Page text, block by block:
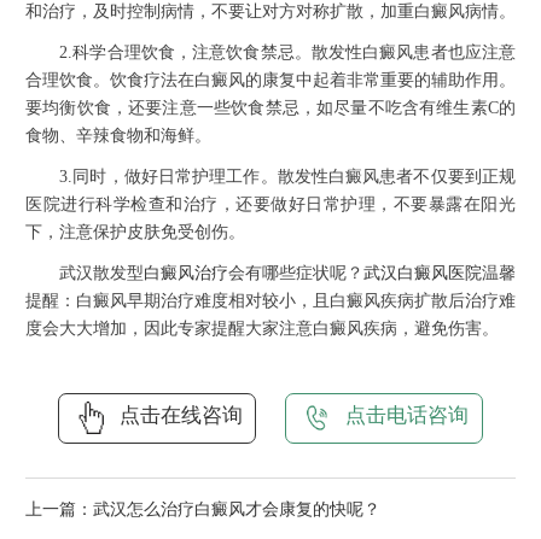
和治疗，及时控制病情，不要让对方对称扩散，加重白癜风病情。
2.科学合理饮食，注意饮食禁忌。散发性白癜风患者也应注意
合理饮食。饮食疗法在白癜风的康复中起着非常重要的辅助作用。
要均衡饮食，还要注意一些饮食禁忌，如尽量不吃含有维生素C的
食物、辛辣食物和海鲜。
3.同时，做好日常护理工作。散发性白癜风患者不仅要到正规
医院进行科学检查和治疗，还要做好日常护理，不要暴露在阳光
下，注意保护皮肤免受创伤。
武汉散发型白癜风治疗会有哪些症状呢？ 武汉白癜风医院温馨
提醒：白癜风早期治疗难度相对较小，且白癜风疾病扩散后治疗难
度会大大增加，因此专家提醒大家注意白癜风疾病，避免伤害。
点击在线咨询 点击电话咨询
上一篇： 武汉怎么治疗白癜风才会康复的快呢？